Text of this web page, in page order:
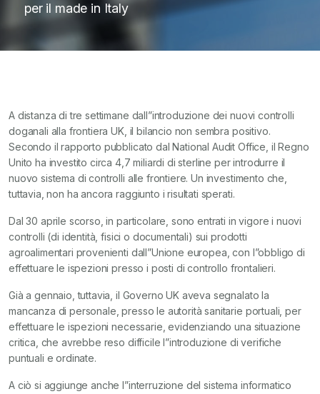
per il made in Italy
A distanza di tre settimane dall”introduzione dei nuovi controlli
doganali alla frontiera UK, il bilancio non sembra positivo.
Secondo il rapporto pubblicato dal National Audit Office, il Regno
Unito ha investito circa 4,7 miliardi di sterline per introdurre il
nuovo sistema di controlli alle frontiere. Un investimento che,
tuttavia, non ha ancora raggiunto i risultati sperati.
Dal 30 aprile scorso, in particolare, sono entrati in vigore i nuovi
controlli (di identità, fisici o documentali) sui prodotti
agroalimentari provenienti dall”Unione europea, con l”obbligo di
effettuare le ispezioni presso i posti di controllo frontalieri.
Già a gennaio, tuttavia, il Governo UK aveva segnalato la
mancanza di personale, presso le autorità sanitarie portuali, per
effettuare le ispezioni necessarie, evidenziando una situazione
critica, che avrebbe reso difficile l”introduzione di verifiche
puntuali e ordinate.
A ciò si aggiunge anche l”interruzione del sistema informatico